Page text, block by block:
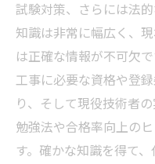
試験対策、さらには法
知識は非常に幅広く、
は正確な情報が不可欠
工事に必要な資格や登
り、そして現役技術者
勉強法や合格率向上の
す。確かな知識を得て